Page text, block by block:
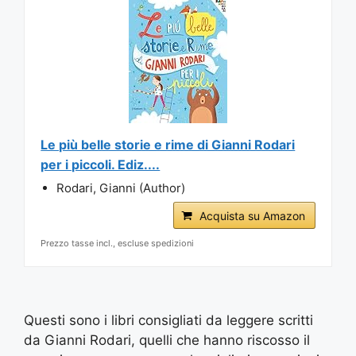
Le più belle storie e rime di Gianni Rodari
per i piccoli. Ediz....
Rodari, Gianni (Author)
Acquista su Amazon
Prezzo tasse incl., escluse spedizioni
Questi sono i libri consigliati da leggere scritti
da Gianni Rodari, quelli che hanno riscosso il